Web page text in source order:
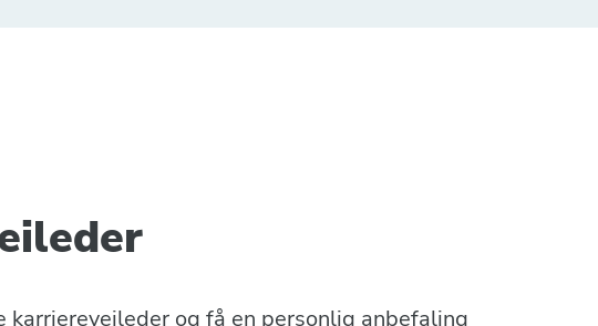
karriereveileder og få en personlig anbefaling